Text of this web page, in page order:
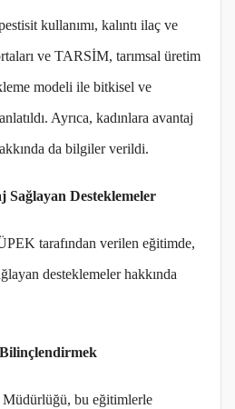
kullanımı, kalıntı ilaç ve
ve TARSİM, tarımsal üretim
modeli ile bitkisel ve
Ayrıca, kadınlara avantaj
da bilgiler verildi.
Sağlayan Desteklemeler
tarafından verilen eğitimde,
desteklemeler hakkında
bu eğitimlerle